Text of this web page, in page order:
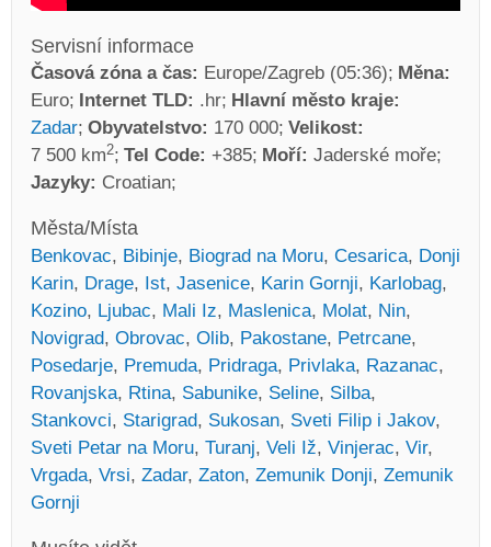
Servisní informace
Časová zóna a čas: Europe/Zagreb (05:36) Měna:
Euro Internet TLD: .hr Hlavní město kraje:
Zadar Obyvatelstvo: 170 000 Velikost:
7 500 km2 Tel Code: +385 Moří: Jaderské moře
Jazyky: Croatian
Města/Místa
Benkovac, Bibinje, Biograd na Moru, Cesarica, Donji
Karin, Drage, Ist, Jasenice, Karin Gornji, Karlobag,
Kozino, Ljubac, Mali Iz, Maslenica, Molat, Nin,
Novigrad, Obrovac, Olib, Pakostane, Petrcane,
Posedarje, Premuda, Pridraga, Privlaka, Razanac,
Rovanjska, Rtina, Sabunike, Seline, Silba,
Stankovci, Starigrad, Sukosan, Sveti Filip i Jakov,
Sveti Petar na Moru, Turanj, Veli Iž, Vinjerac, Vir,
Vrgada, Vrsi, Zadar, Zaton, Zemunik Donji, Zemunik
Gornji